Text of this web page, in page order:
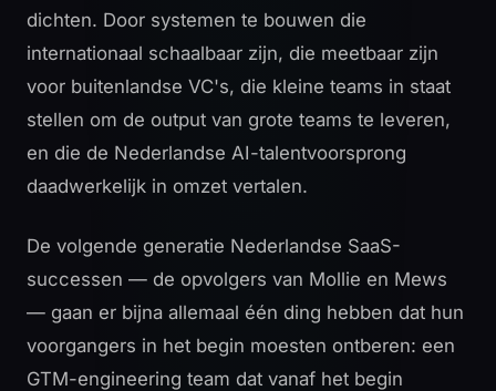
dichten. Door systemen te bouwen die
internationaal schaalbaar zijn, die meetbaar zijn
voor buitenlandse VC's, die kleine teams in staat
stellen om de output van grote teams te leveren,
en die de Nederlandse AI-talentvoorsprong
daadwerkelijk in omzet vertalen.
De volgende generatie Nederlandse SaaS-
successen — de opvolgers van Mollie en Mews
— gaan er bijna allemaal één ding hebben dat hun
voorgangers in het begin moesten ontberen: een
GTM-engineering team dat vanaf het begin